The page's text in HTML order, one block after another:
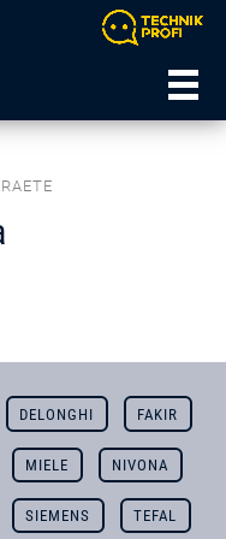
DELONGHI FAKIR
MIELE NIVONA
SIEMENS TEFAL